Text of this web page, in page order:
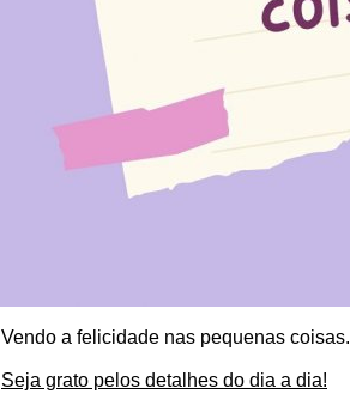
Vendo a felicidade nas pequenas coisas.
Seja grato pelos detalhes do dia a dia!